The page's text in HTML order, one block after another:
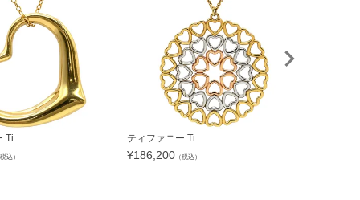
Ti...
税込）
ティファニー Ti...
¥186,200 （税込）